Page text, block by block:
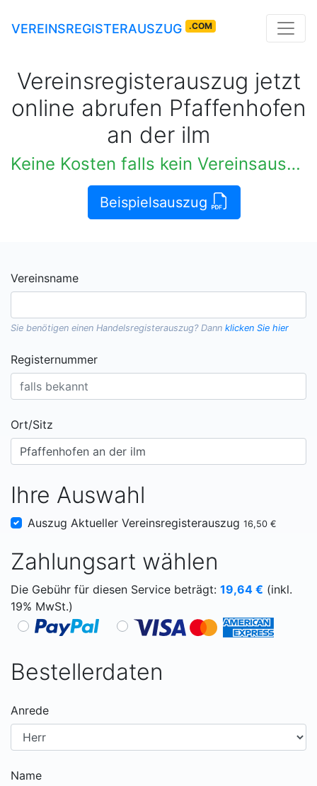
VEREINSREGISTERAUSZUG .COM
Vereinsregisterauszug jetzt
online abrufen Pfaffenhofen
an der ilm
Keine Kosten falls kein Vereinsauszug verfügbar
Beispielsauszug
Vereinsname
Sie benötigen einen Handelsregisterauszug? Dann klicken Sie hier
Registernummer
Ort/Sitz
Ihre Auswahl
Auszug Aktueller Vereinsregisterauszug 16,50 €
Zahlungsart wählen
Die Gebühr für diesen Service beträgt: 19,64 € (inkl.
19% MwSt.)
Bestellerdaten
Anrede
Name